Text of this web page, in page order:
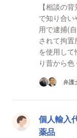
【相談の
で知り合
用で逮捕(
されて拘
を使用し
り昔から
るこ...
弁護
個人輸入
薬品